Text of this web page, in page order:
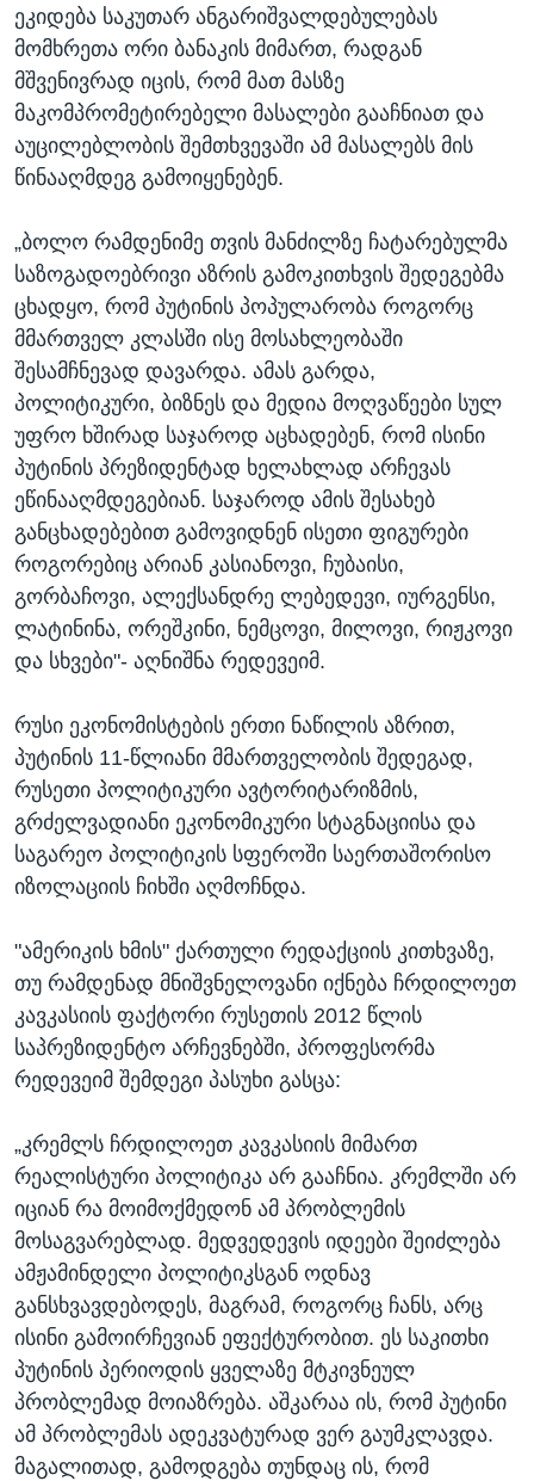
ეკიდება საკუთარ ანგარიშვალდებულებას
მომხრეთა ორი ბანაკის მიმართ, რადგან
მშვენივრად იცის, რომ მათ მასზე
მაკომპრომეტირებელი მასალები გააჩნიათ და
აუცილებლობის შემთხვევაში ამ მასალებს მის
წინააღმდეგ გამოიყენებენ.
„ბოლო რამდენიმე თვის მანძილზე ჩატარებულმა
საზოგადოებრივი აზრის გამოკითხვის შედეგებმა
ცხადყო, რომ პუტინის პოპულარობა როგორც
მმართველ კლასში ისე მოსახლეობაში
შესამჩნევად დავარდა. ამას გარდა,
პოლიტიკური, ბიზნეს და მედია მოღვაწეები სულ
უფრო ხშირად საჯაროდ აცხადებენ, რომ ისინი
პუტინის პრეზიდენტად ხელახლად არჩევას
ეწინააღმდეგებიან. საჯაროდ ამის შესახებ
განცხადებებით გამოვიდნენ ისეთი ფიგურები
როგორებიც არიან კასიანოვი, ჩუბაისი,
გორბაჩოვი, ალექსანდრე ლებედევი, იურგენსი,
ლატინინა, ორეშკინი, ნემცოვი, მილოვი, რიჟკოვი
და სხვები"- აღნიშნა რედევეიმ.
რუსი ეკონომისტების ერთი ნაწილის აზრით,
პუტინის 11-წლიანი მმართველობის შედეგად,
რუსეთი პოლიტიკური ავტორიტარიზმის,
გრძელვადიანი ეკონომიკური სტაგნაციისა და
საგარეო პოლიტიკის სფეროში საერთაშორისო
იზოლაციის ჩიხში აღმოჩნდა.
"ამერიკის ხმის" ქართული რედაქციის კითხვაზე,
თუ რამდენად მნიშვნელოვანი იქნება ჩრდილოეთ
კავკასიის ფაქტორი რუსეთის 2012 წლის
საპრეზიდენტო არჩევნებში, პროფესორმა
რედევეიმ შემდეგი პასუხი გასცა:
„კრემლს ჩრდილოეთ კავკასიის მიმართ
რეალისტური პოლიტიკა არ გააჩნია. კრემლში არ
იციან რა მოიმოქმედონ ამ პრობლემის
მოსაგვარებლად. მედვედევის იდეები შეიძლება
ამჟამინდელი პოლიტიკსგან ოდნავ
განსხვავდებოდეს, მაგრამ, როგორც ჩანს, არც
ისინი გამოირჩევიან ეფექტურობით. ეს საკითხი
პუტინის პერიოდის ყველაზე მტკივნეულ
პრობლემად მოიაზრება. აშკარაა ის, რომ პუტინი
ამ პრობლემას ადეკვატურად ვერ გაუმკლავდა.
მაგალითად, გამოდგება თუნდაც ის, რომ